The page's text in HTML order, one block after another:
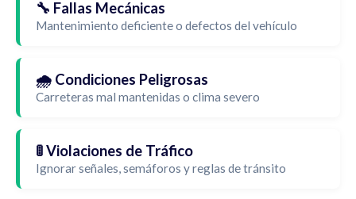
🔧 Fallas Mecánicas
Mantenimiento deficiente o defectos del vehículo
🌧️ Condiciones Peligrosas
Carreteras mal mantenidas o clima severo
🚦 Violaciones de Tráfico
Ignorar señales, semáforos y reglas de tránsito